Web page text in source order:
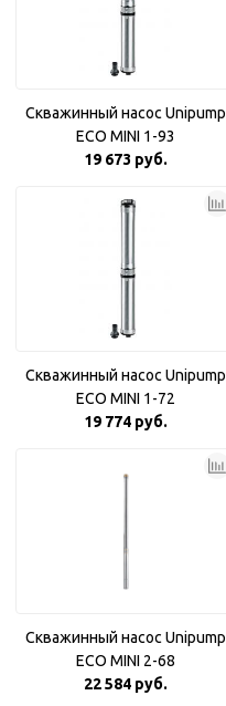
Скважинный насос Unipump
ECO MINI 1-93
19 673 руб.
Скважинный насос Unipump
ECO MINI 1-72
19 774 руб.
Скважинный насос Unipump
ECO MINI 2-68
22 584 руб.